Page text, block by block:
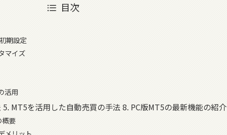
目次
期設定
マイズ
活用
MT5を活用した自動売買の手法 8. PC版MT5の最新機能の紹介
要